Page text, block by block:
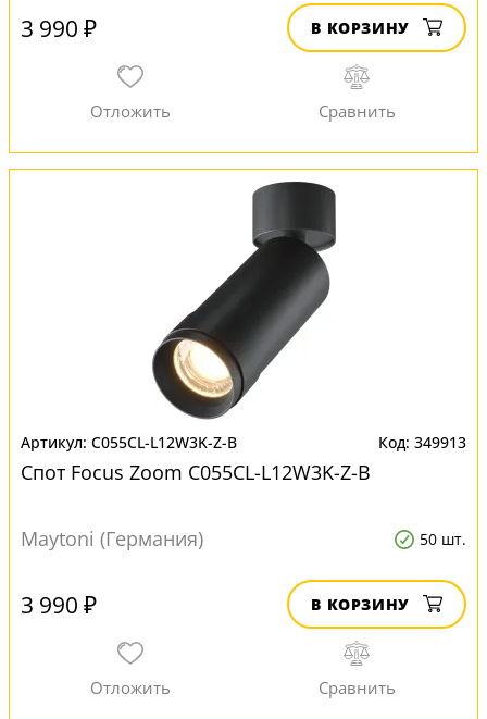
3 990 ₽ В КОРЗИНУ
C055CL-L12W3K-Z-B 349913
Спот Focus Zoom C055CL-L12W3K-Z-B
Maytoni (Германия) 50 шт.
3 990 ₽ В КОРЗИНУ